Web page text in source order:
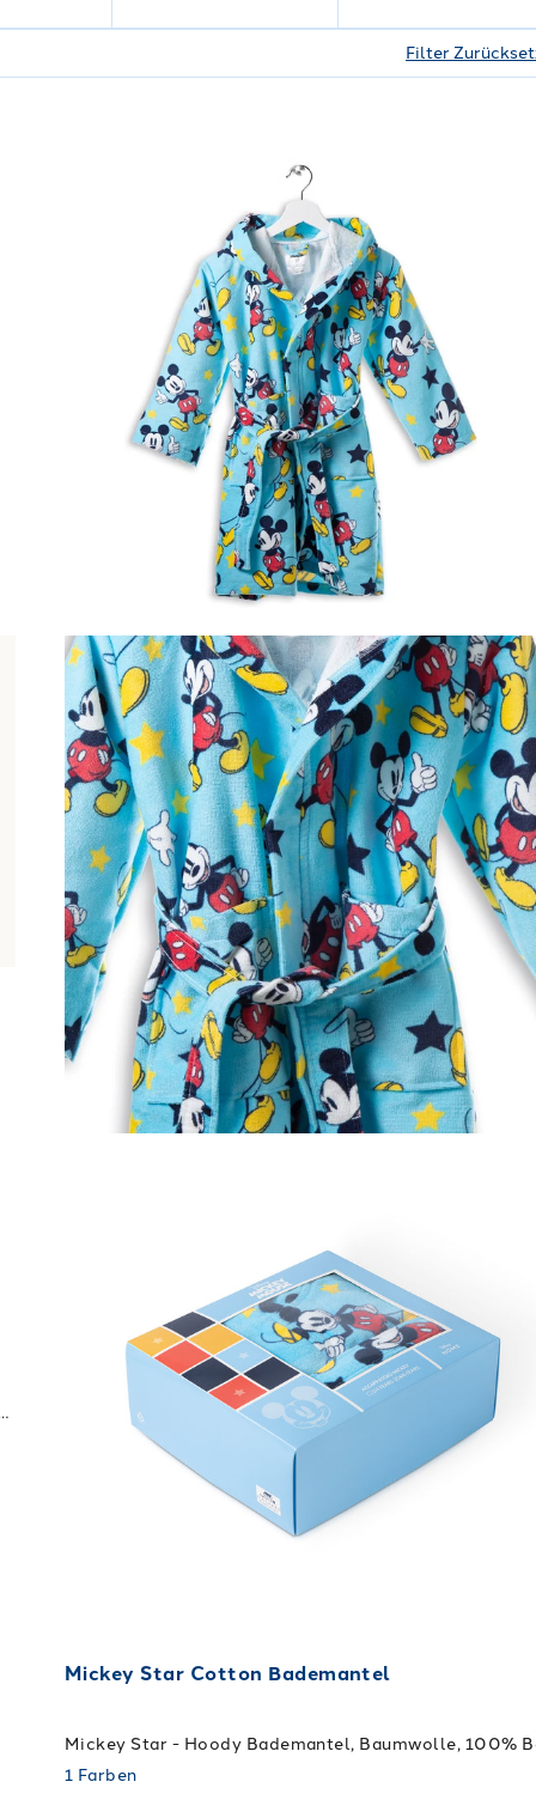
Filter
100% Baumwolle, waschen bei 40. + Trockner
Mickey Star Cotton Bademantel
1 Farben